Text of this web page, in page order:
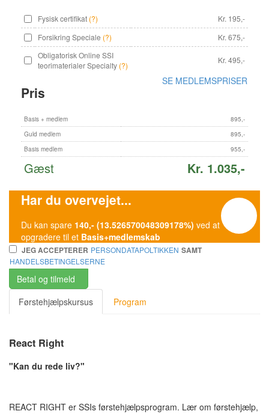
Fysisk certifikat (?)
Kr. 195,-
Forsikring Speciale (?)
Kr. 675,-
Obligatorisk Online SSI
teorimaterialer Specialty (?)
Kr. 495,-
Pris
SE MEDLEMSPRISER
Basis + medlem
895,-
Guld medlem
895,-
Basis medlem
955,-
Gæst Kr. 1.035,-
Har du overvejet...
Du kan spare 140,- (13.526570048309178%) ved at
opgradere til et Basis+medlemskab
JEG ACCEPTERER PERSONDATAPOLTIKKEN SAMT
HANDELSBETINGELSERNE
Betal og tilmeld
Førstehjælpskursus
Program
React Right
"Kan du rede liv?"
REACT RIGHT er SSIs førstehjælpsprogram. Lær om førstehjælp,